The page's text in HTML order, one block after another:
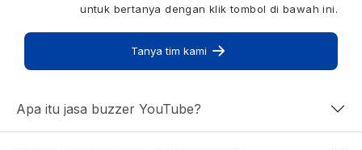
untuk bertanya dengan klik tombol di bawah ini.
Tanya tim kami
Apa itu jasa buzzer YouTube?